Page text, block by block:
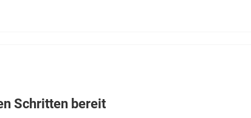
Schritten bereit